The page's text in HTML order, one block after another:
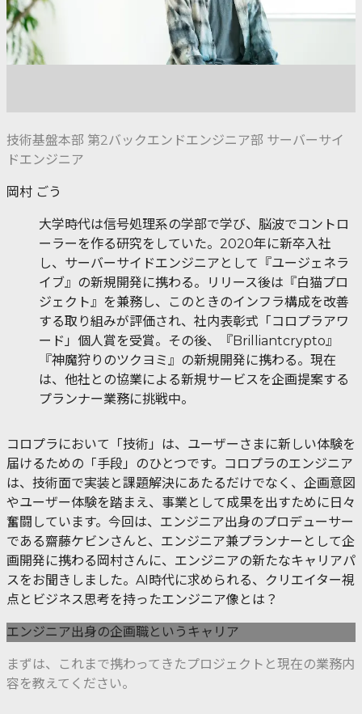
技術基盤本部 第2バックエンドエンジニア部 サーバーサイ
ドエンジニア
岡村 ごう
大学時代は信号処理系の学部で学び、脳波でコントロ
ーラーを作る研究をしていた。2020年に新卒入社
し、サーバーサイドエンジニアとして『ユージェネラ
イブ』の新規開発に携わる。リリース後は『白猫プロ
ジェクト』を兼務し、このときのインフラ構成を改善
する取り組みが評価され、社内表彰式「コロプラアワ
ード」個人賞を受賞。その後、『Brilliantcrypto』
『神魔狩りのツクヨミ』の新規開発に携わる。現在
は、他社との協業による新規サービスを企画提案する
プランナー業務に挑戦中。
コロプラにおいて「技術」は、ユーザーさまに新しい体験を
届けるための「手段」のひとつです。コロプラのエンジニア
は、技術面で実装と課題解決にあたるだけでなく、企画意図
やユーザー体験を踏まえ、事業として成果を出すために日々
奮闘しています。今回は、エンジニア出身のプロデューサー
である齋藤ケビンさんと、エンジニア兼プランナーとして企
画開発に携わる岡村さんに、エンジニアの新たなキャリアパ
スをお聞きしました。AI時代に求められる、クリエイター視
点とビジネス思考を持ったエンジニア像とは？
エンジニア出身の企画職というキャリア
まずは、これまで携わってきたプロジェクトと現在の業務内
容を教えてください。